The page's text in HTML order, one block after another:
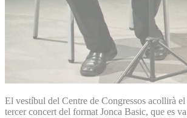
El vestíbul del Centre de Congressos acollirà el
tercer concert del format Jonca Basic, que es